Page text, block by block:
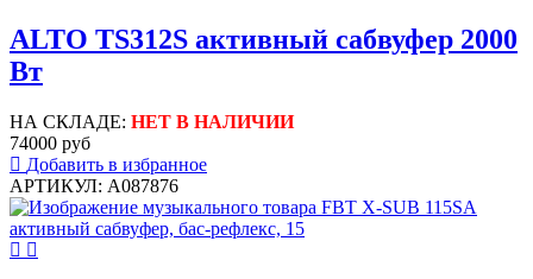
ALTO TS312S активный сабвуфер 2000
Вт
НА СКЛАДЕ: НЕТ В НАЛИЧИИ
74000 руб
Добавить в избранное
АРТИКУЛ: A087876